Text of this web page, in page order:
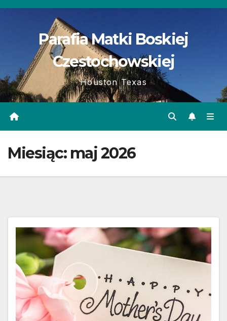
Skip
Parafia Matki Boskiej
Czestochowskiej
Houston Texas
Miesiąc: maj 2026